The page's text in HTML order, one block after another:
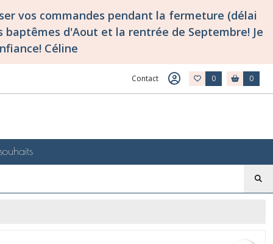
vos commandes pendant la fermeture (délai
d'Aout et la rentrée de Septembre! Je
Céline
Contact 0 0